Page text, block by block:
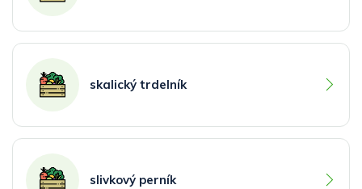
skalický trdelník
slivkový perník